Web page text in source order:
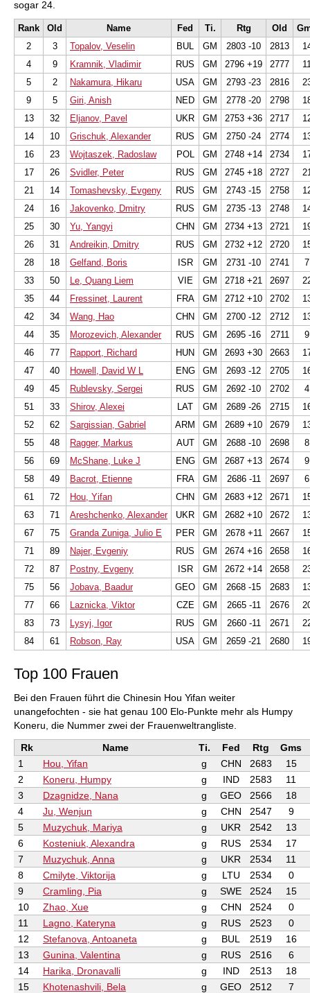
sogar 24.
Rank Old Name Fed Ti. Rtg Old
2
3 Topalov, Veselin BUL GM 2803 -10 2813
4
9 Kramnik, Vladimir RUS GM 2796 +19 2777
5
2 Nakamura, Hikaru USA GM 2793 -23 2816
9
5 Giri, Anish NED GM 2778 -20 2798
13
32 Eljanov, Pavel UKR GM 2753 +36 2717
14
10 Grischuk, Alexander RUS GM 2750 -24 2774
16
23 Wojtaszek, Radoslaw POL GM 2748 +14 2734
17
26 Svidler, Peter RUS GM 2745 +18 2727
21
14 Tomashevsky, Evgeny RUS GM 2743 -15 2758
24
16 Jakovenko, Dmitry RUS GM 2735 -13 2748
25
30 Yu, Yangyi CHN GM 2734 +13 2721
26
31 Andreikin, Dmitry RUS GM 2732 +12 2720
28
18 Gelfand, Boris ISR GM 2731 -10 2741
7
33
50 Le, Quang Liem VIE GM 2718 +21 2697
35
44 Fressinet, Laurent FRA GM 2712 +10 2702
42
34 Wang, Hao CHN GM 2700 -12 2712
44
35 Morozevich, Alexander RUS GM 2695 -16 2711
9
46
77 Rapport, Richard HUN GM 2693 +30 2663
47
40 Howell, David W L ENG GM 2693 -12 2705
49
45 Rublevsky, Sergei RUS GM 2692 -10 2702
4
51
33 Shirov, Alexei LAT GM 2689 -26 2715
52
62 Sargissian, Gabriel ARM GM 2689 +10 2679
55
48 Ragger, Markus AUT GM 2688 -10 2698
8
56
69 McShane, Luke J ENG GM 2687 +13 2674
9
58
49 Bacrot, Etienne FRA GM 2686 -11 2697
6
61
72 Hou, Yifan CHN GM 2683 +12 2671
63
71 Areshchenko, Alexander UKR GM 2682 +10 2672
67
75 Granda Zuniga, Julio E PER GM 2678 +11 2667
71
89 Najer, Evgeniy RUS GM 2674 +16 2658
72
87 Postny, Evgeny ISR GM 2672 +14 2658
75
56 Jobava, Baadur GEO GM 2668 -15 2683
77
66 Laznicka, Viktor CZE GM 2665 -11 2676
83
73 Lysyj, Igor RUS GM 2660 -11 2671
84
61 Robson, Ray USA GM 2659 -21 2680
Top 100 Frauen
Bei den Frauen führt die Chinesin Hou Yifan weiter
unangefochten - sie hat genau 100 Elo-Punkte mehr als Humpy
Koneru, die Nummer zwei der Frauenweltrangliste.
Rk
Name Ti. Fed Rtg
Gms
1
Hou, Yifan g CHN 2683
15
2
Koneru, Humpy g IND 2583
11
3
Dzagnidze, Nana g GEO 2566
18
4
Ju, Wenjun g CHN 2547
9
5
Muzychuk, Mariya g UKR 2542
13
6
Kosteniuk, Alexandra g RUS 2534
17
7
Muzychuk, Anna g UKR 2534
11
8
Cmilyte, Viktorija g LTU 2534
0
9
Cramling, Pia g SWE 2524
15
10
Zhao, Xue g CHN 2524
0
11
Lagno, Kateryna g RUS 2523
0
12
Stefanova, Antoaneta g BUL 2519
16
13
Gunina, Valentina g RUS 2516
6
14
Harika, Dronavalli g IND 2513
18
15
Khotenashvili, Bela g GEO 2512
7